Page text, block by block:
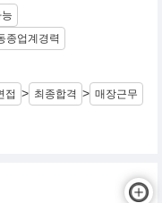
종업계경력
접 > 최종합격 > 매장근무